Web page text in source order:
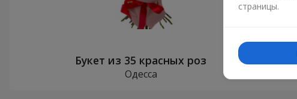
Букет из 35 красных роз
Одесса
страницы.